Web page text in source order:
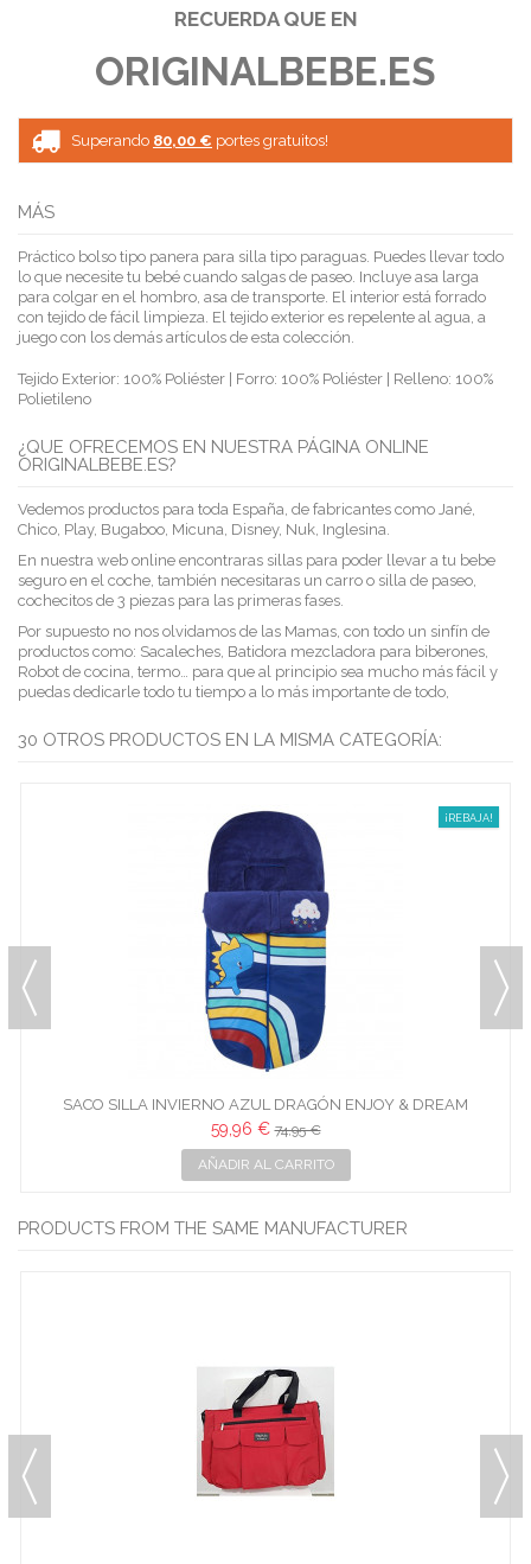
RECUERDA QUE EN
ORIGINALBEBE.ES
Superando 80,00 € portes gratuitos!
MÁS
Práctico bolso tipo panera para silla tipo paraguas. Puedes llevar todo
lo que necesite tu bebé cuando salgas de paseo. Incluye asa larga
para colgar en el hombro, asa de transporte. El interior está forrado
con tejido de fácil limpieza. El tejido exterior es repelente al agua, a
juego con los demás artículos de esta colección.
Tejido Exterior: 100% Poliéster | Forro: 100% Poliéster | Relleno: 100%
Polietileno
¿QUE OFRECEMOS EN NUESTRA PÁGINA ONLINE
ORIGINALBEBE.ES?
Vedemos productos para toda España, de fabricantes como Jané,
Chico, Play, Bugaboo, Micuna, Disney, Nuk, Inglesina.
En nuestra web online encontraras sillas para poder llevar a tu bebe
seguro en el coche, también necesitaras un carro o silla de paseo,
cochecitos de 3 piezas para las primeras fases.
Por supuesto no nos olvidamos de las Mamas, con todo un sinfín de
productos como: Sacaleches, Batidora mezcladora para biberones,
Robot de cocina, termo… para que al principio sea mucho más fácil y
puedas dedicarle todo tu tiempo a lo más importante de todo,
30 OTROS PRODUCTOS EN LA MISMA CATEGORÍA:
¡REBAJA!
SACO SILLA INVIERNO AZUL DRAGÓN ENJOY & DREAM
59,96 €74,95 €
AÑADIR AL CARRITO
PRODUCTS FROM THE SAME MANUFACTURER